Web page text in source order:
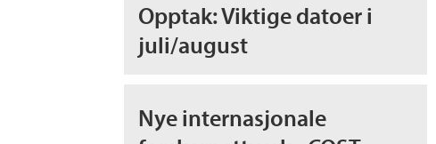
Opptak: Viktige datoer i
juli/august
Nye internasjonale